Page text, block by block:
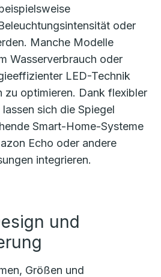
oder
Manche Modelle
Wasserverbrauch oder
LED-Technik
zu optimieren. Dank flexibler
sich die Spiegel
Smart-Home-Systeme
Echo oder andere
integrieren.
und
Größen und